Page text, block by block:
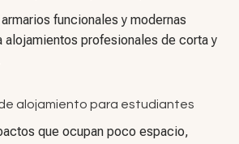
funcionales y modernas
alojamientos profesionales de corta y
alojamiento para estudiantes
que ocupan poco espacio,